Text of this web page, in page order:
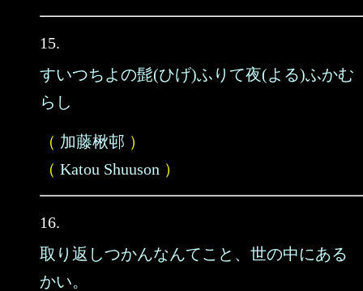
15.
すいつちよの髭(ひげ)ふりて夜(よる)ふかむ
らし
（ 加藤楸邨 ）
（ Katou Shuuson ）
16.
取り返しつかんなんてこと、世の中にある
かい。